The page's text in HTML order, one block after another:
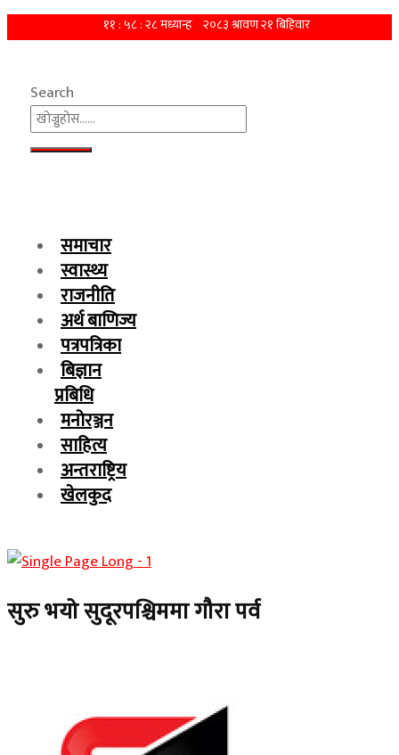
Search
समाचार
स्वास्थ्य
राजनीति
अर्थ बाणिज्य
पत्रपत्रिका
बिज्ञान
प्रबिधि
मनोरञ्जन
साहित्य
अन्तराष्ट्रिय
खेलकुद
सुरु भयो सुदूरपश्चिममा गौरा पर्व